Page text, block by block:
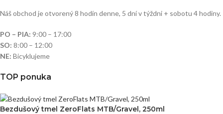
Náš obchod je otvorený 8 hodín denne, 5 dní v týždni + sobotu 4 hodiny.
PO – PIA: 9:00 – 17:00
SO: 8:00 – 12:00
NE: Bicyklujeme
TOP ponuka
Bezdušový tmel ZeroFlats MTB/Gravel, 250ml